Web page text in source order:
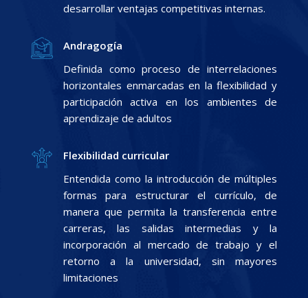
desarrollar ventajas competitivas internas.
Andragogía
Definida como proceso de interrelaciones
horizontales enmarcadas en la flexibilidad y
participación activa en los ambientes de
aprendizaje de adultos
Flexibilidad curricular
Entendida como la introducción de múltiples
formas para estructurar el currículo, de
manera que permita la transferencia entre
carreras, las salidas intermedias y la
incorporación al mercado de trabajo y el
retorno a la universidad, sin mayores
limitaciones